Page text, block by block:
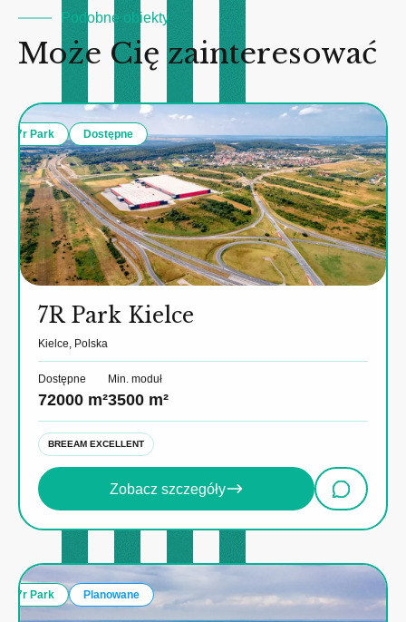
Podobne obiekty
Może Cię zainteresować
7r Park Dostępne
7R Park Kielce
Kielce, Polska
Dostępne
72000 m²
Min. moduł
3500 m²
BREEAM EXCELLENT
Zobacz szczegóły
7r Park Planowane